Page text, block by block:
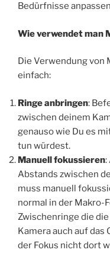
Bedürfnisse
Wie verwendet man
Die Verwendung von
einfach:
Ringe anbringen:
zwischen deinem
genauso wie Du es
tun würdest.
Manuell fokussieren:
Abstands zwischen
muss manuell
normal in der Makro-
Zwischenringe die
Kamera auch auf
der Fokus nicht dort